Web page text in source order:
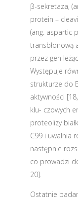
β-sekretaza,
protein –
(ang. aspartic
transbłonową
przez gen
Występuje
strukturze do
aktywności
klu- czowych
proteolizy
C99 i uwalnia
następnie
co prowadzi
20].
Ostatnie